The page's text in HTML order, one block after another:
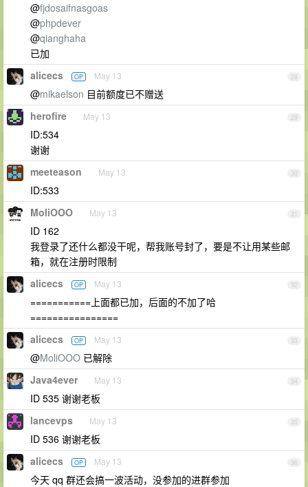
@fjdosaifnasgoas
@phpdever
@qianghaha
已加
28
alicecs OP May 13
@mikaelson 目前额度已不赠送
29
herofire May 13
ID:534
谢谢
30
meeteason May 13
ID:533
31
MoliOOO May 13
ID 162
我登录了还什么都没干呢，帮我账号封了，要是不让用某些邮
箱，就在注册时限制
32
alicecs OP May 13
===========上面都已加，后面的不加了哈
================
33
alicecs OP May 13
@MoliOOO 已解除
34
Java4ever May 13
ID 535 谢谢老板
35
lancevps May 13
ID 536 谢谢老板
36
alicecs OP May 13
今天 qq 群还会搞一波活动，没参加的进群参加